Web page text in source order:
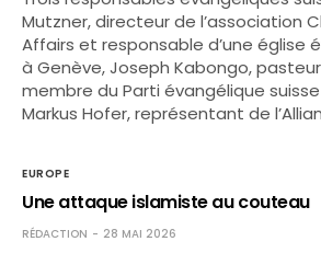
Mutzner, directeur de l’association
Affairs et responsable d’une église
à Genève, Joseph Kabongo,
membre du Parti évangélique suisse
Markus Hofer, représentant de
EUROPE
Une attaque islamiste au couteau
RÉDACTION 28 MAI 2026